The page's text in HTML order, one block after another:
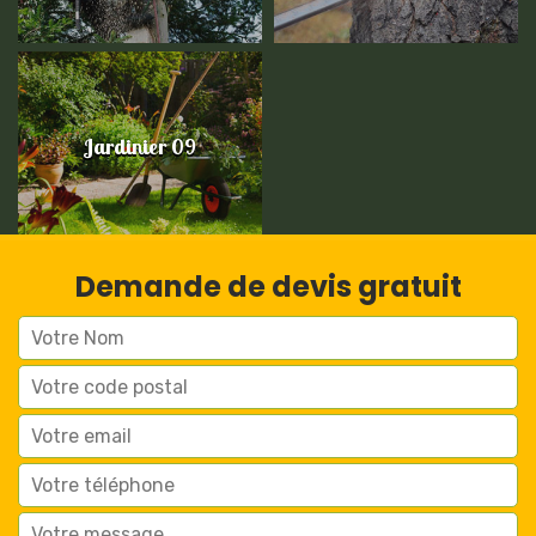
Jardinier 09
Demande de devis gratuit